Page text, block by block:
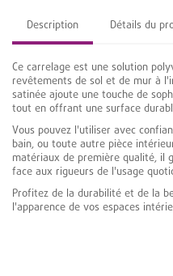
Description Détails du
Ce carrelage est une solution
revêtements de sol et de mur à
satinée ajoute une touche de
tout en offrant une surface
Vous pouvez l'utiliser avec
bain, ou toute autre pièce
matériaux de première qualité, il
face aux rigueurs de l'usage
Profitez de la durabilité et de la
l'apparence de vos espaces